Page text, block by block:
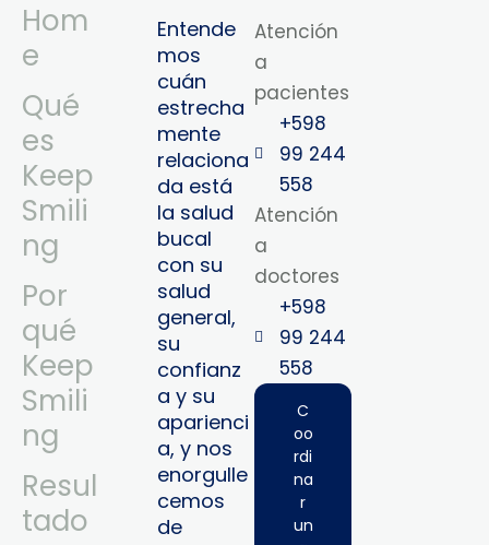
Hom
e
Qué
es
Keep
Smili
ng
Por
qué
Keep
Smili
ng
Resul
tado
Entende
mos
cuán
estrecha
mente
relaciona
da está
la salud
bucal
con su
salud
general,
su
confianz
a y su
aparienci
a, y nos
enorgulle
cemos
de
Atención
a
pacientes
+598
99 244
558
Atención
a
doctores
+598
99 244
558‬‬
C
oo
rdi
na
r
un